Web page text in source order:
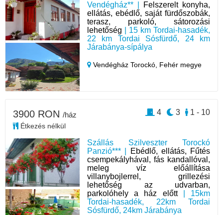
Vendégház** |
Felszerelt konyha,
ellátás, ebédlő, saját fürdőszobák,
terasz, parkoló, sátorozási
lehetőség | 15 km Tordai-hasadék,
22 km Tordai Sósfürdő, 24 km
Járabánya-sípálya
Vendégház Torockó, Fehér megye
Szállás Szilveszter Torockó
Panzió*** |
Ebédlő, ellátás, Fűtés
csempekályhával, fás kandallóval,
meleg víz előállítása
villanybojlerrel, grillezési
lehetőség az udvarban,
parkolóhely a ház előtt| 15km
Tordai-hasadék, 22km Tordai
Sósfürdő, 24km Járabánya
3900 RON /ház
Étkezés nélkül
1 - 10
3
4